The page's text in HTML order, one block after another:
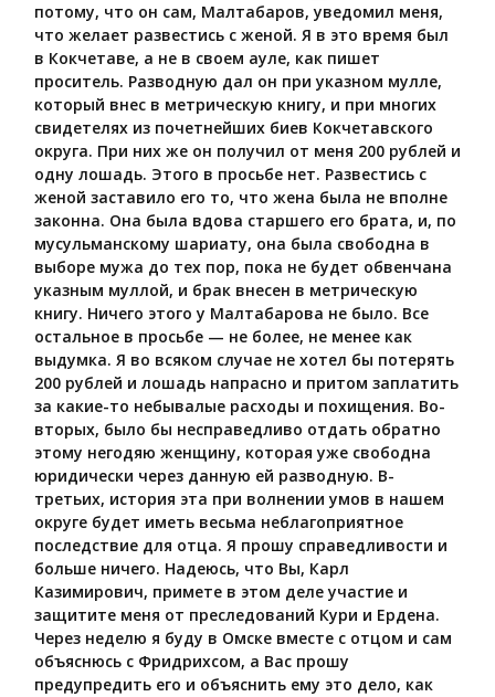
потому, что он сам, Малтабаров, уведомил меня,
что желает развестись с женой. Я в это время был
в Кокчетаве, а не в своем ауле, как пишет
проситель. Разводную дал он при указном мулле,
который внес в метрическую книгу, и при многих
свидетелях из почетнейших биев Кокчетавского
округа. При них же он получил от меня 200 рублей и
одну лошадь. Этого в просьбе нет. Развестись с
женой заставило его то, что жена была не вполне
законна. Она была вдова старшего его брата, и, по
мусульманскому шариату, она была свободна в
выборе мужа до тех пор, пока не будет обвенчана
указным муллой, и брак внесен в метрическую
книгу. Ничего этого у Малтабарова не было. Все
остальное в просьбе — не более, не менее как
выдумка. Я во всяком случае не хотел бы потерять
200 рублей и лошадь напрасно и притом заплатить
за какие-то небывалые расходы и похищения. Во-
вторых, было бы несправедливо отдать обратно
этому негодяю женщину, которая уже свободна
юридически через данную ей разводную. В-
третьих, история эта при волнении умов в нашем
округе будет иметь весьма неблагоприятное
последствие для отца. Я прошу справедливости и
больше ничего. Надеюсь, что Вы, Карл
Казимирович, примете в этом деле участие и
защитите меня от преследований Кури и Ердена.
Через неделю я буду в Омске вместе с отцом и сам
объяснюсь с Фридрихсом, а Вас прошу
предупредить его и объяснить ему это дело, как